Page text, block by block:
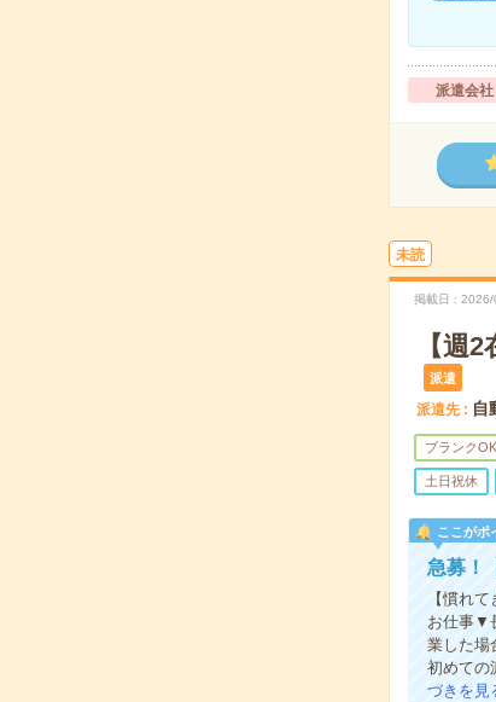
派遣会社
未読
掲載日 2026/
【週
派遣
派遣先 自
ブランクOK
土日祝休
ここがポ
急募！
【慣れ
お仕事▼
業した場
初めて
づきを見